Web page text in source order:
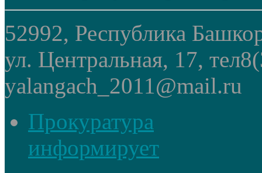
52992, Республика
ул. Центральная, 17,
yalangach_2011@mail.ru
Прокуратура
информирует